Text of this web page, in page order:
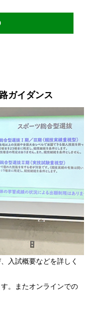
ガイダンス
入試概要などを詳しく
。またオンラインでの